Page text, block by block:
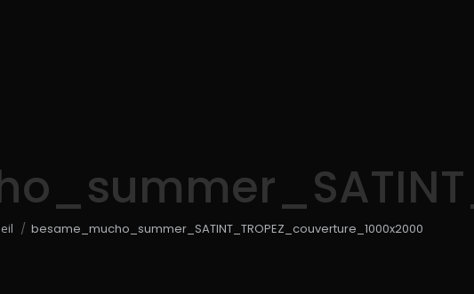
êtes ici :
besame_mucho_summer_SATINT_TROPEZ_couverture_1000x2000